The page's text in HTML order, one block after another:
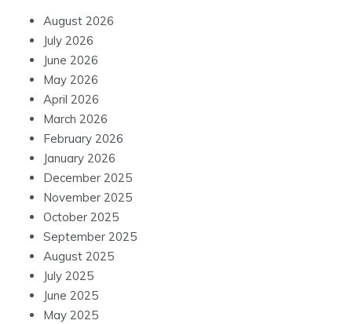
August 2026
July 2026
June 2026
May 2026
April 2026
March 2026
February 2026
January 2026
December 2025
November 2025
October 2025
September 2025
August 2025
July 2025
June 2025
May 2025